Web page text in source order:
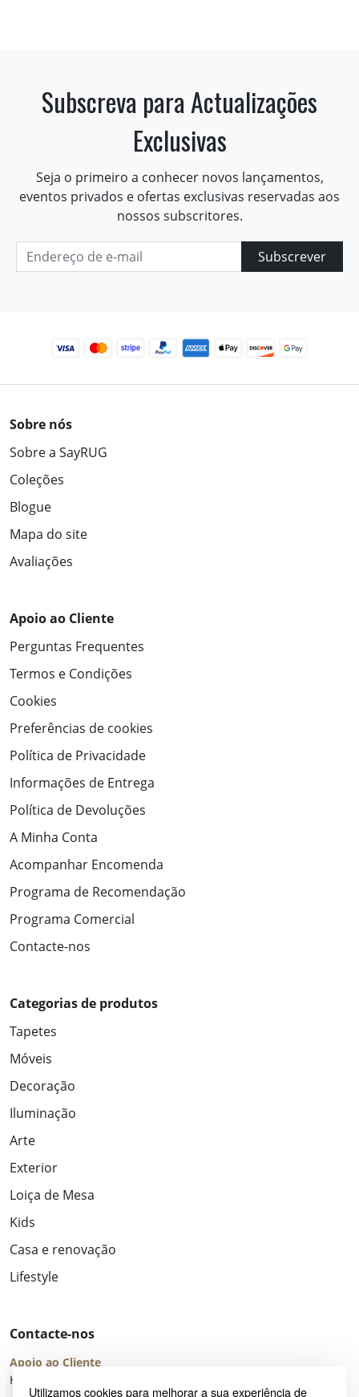
Utilizamos cookies para melhorar a sua experiência de
Subscreva para Actualizações
Exclusivas
Seja o primeiro a conhecer novos lançamentos,
eventos privados e ofertas exclusivas reservadas aos
nossos subscritores.
Subscrever
Sobre nós
Sobre a SayRUG
Coleções
Blogue
Mapa do site
Avaliações
Apoio ao Cliente
Perguntas Frequentes
Termos e Condições
Cookies
Preferências de cookies
Política de Privacidade
Informações de Entrega
Política de Devoluções
A Minha Conta
Acompanhar Encomenda
Programa de Recomendação
Programa Comercial
Contacte-nos
Categorias de produtos
Tapetes
Móveis
Decoração
Iluminação
Arte
Exterior
Loiça de Mesa
Kids
Casa e renovação
Lifestyle
Contacte-nos
Apoio ao Cliente
Horário de Atendimento: seg – sex 8:00 – 16:00 (UTC+2)